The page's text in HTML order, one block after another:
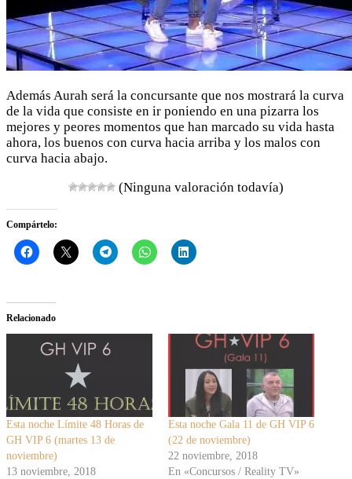
Además Aurah será la concursante que nos mostrará la curva
de la vida que consiste en ir poniendo en una pizarra los
mejores y peores momentos que han marcado su vida hasta
ahora, los buenos con curva hacia arriba y los malos con
curva hacia abajo.
(Ninguna valoración todavía)
Compártelo:
Relacionado
Esta noche Límite 48 Horas de
GH VIP 6 (martes 13 de
noviembre)
13 noviembre, 2018
Esta noche Gala 11 de GH VIP 6
(22 de noviembre)
22 noviembre, 2018
En «Concursos / Reality TV»